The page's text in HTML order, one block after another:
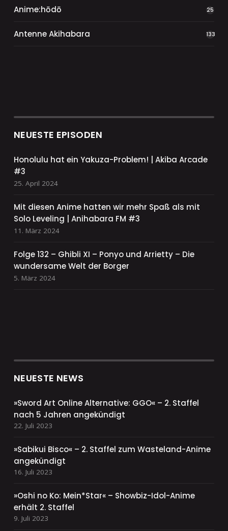
Anime:hōdō 25
Antenne Akihabara 133
NEUESTE EPISODEN
Honolulu hat ein Yakuza-Problem! | Akiba Arcade
#3
25. April 2024
Mit diesen Anime hatten wir mehr Spaß als mit
Solo Leveling | Anihabara FM #3
11. März 2024
Folge 132 – Ghibli XI – Ponyo und Arrietty – Die
wundersame Welt der Borger
5. März 2024
NEUESTE NEWS
»Sword Art Online Alternative: GGO« – 2. Staffel
nach 5 Jahren angekündigt
22. Juli 2023
»Sabikui Bisco« – 2. Staffel zum Wasteland-Anime
angekündigt
16. Juli 2023
»Oshi no Ko: Mein*Star« – Showbiz-Idol-Anime
erhält 2. Staffel
9. Juli 2023